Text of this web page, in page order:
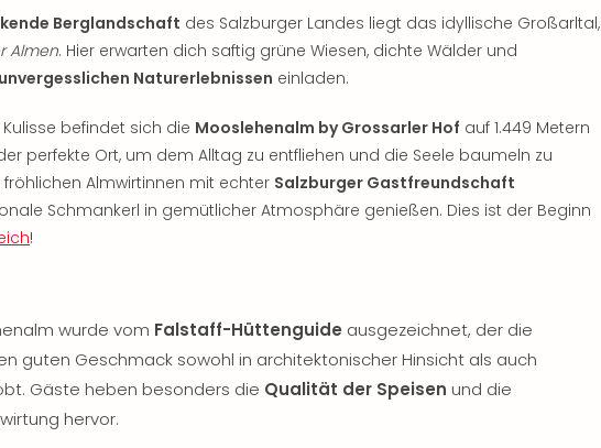
Berglandschaft des Salzburger Landes liegt das idyllische Großarltal,
Almen. Hier erwarten dich saftig grüne Wiesen, dichte Wälder und
unvergesslichen Naturerlebnissen einladen.
befindet sich die Mooslehenalm by Grossarler Hof auf 1.449 Metern
perfekte Ort, um dem Alltag zu entfliehen und die Seele baumeln zu
Almwirtinnen mit echter Salzburger Gastfreundschaft
Schmankerl in gemütlicher Atmosphäre genießen. Dies ist der Beginn
!
wurde vom Falstaff-Hüttenguide ausgezeichnet, der die
guten Geschmack sowohl in architektonischer Hinsicht als auch
Gäste heben besonders die Qualität der Speisen und die
hervor.​